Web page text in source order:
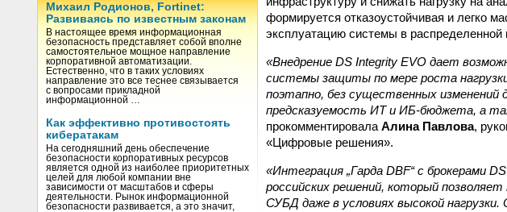
Михаил Родионов, Fortinet:
Развиваясь по известным законам
В настоящее время информационная
безопасность представляет собой вполне
самостоятельное мощное направление
корпоративной автоматизации.
Естественно, что в таких условиях
направление это все теснее связывается
с вопросами прикладной
информационной …
Как эффективно противостоять
кибератакам
На сегодняшний день обеспечение
безопасности корпоративных ресурсов
является одной из наиболее приоритетных
целей для любой компании вне
зависимости от масштабов и сферы
деятельности. Рынок информационной
безопасности развивается, а это значит,
формируется отказоустойчивая и легко
эксплуатацию системы в распределенной
«Внедрение DS Integrity EVO дает
системы защиты по мере роста
поэтапно, без существенных
предсказуемость ИТ и ИБ-бюджета, а
прокомментировала Алина Павлова,
«Цифровые решения».
«Интеграция „Гарда DBF“ с брокерами
российских решений, который
СУБД даже в условиях высокой